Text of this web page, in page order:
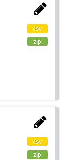
csv
zip
csv
zip